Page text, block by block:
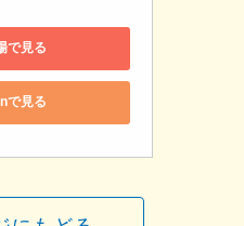
で見る
で見る